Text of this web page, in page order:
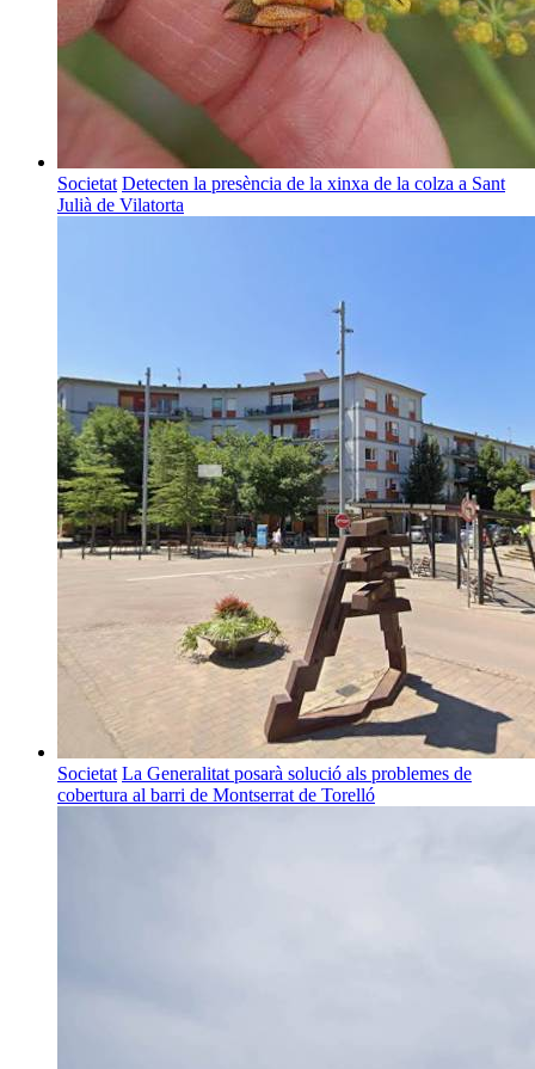
Societat Detecten la presència de la xinxa de la colza a Sant
Julià de Vilatorta
Societat La Generalitat posarà solució als problemes de
cobertura al barri de Montserrat de Torelló